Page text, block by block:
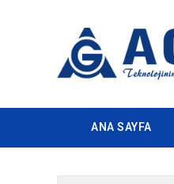
ANA SAYFA